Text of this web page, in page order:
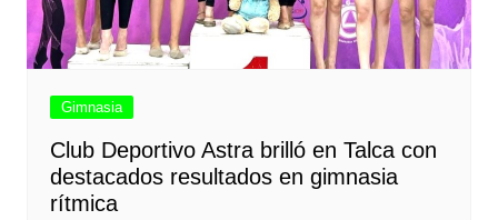
Gimnasia
Club Deportivo Astra brilló en Talca con
destacados resultados en gimnasia
rítmica